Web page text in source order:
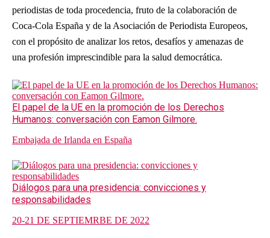
periodistas de toda procedencia, fruto de la colaboración de
Coca-Cola España y de la Asociación de Periodista Europeos,
con el propósito de analizar los retos, desafíos y amenazas de
una profesión imprescindible para la salud democrática.
El papel de la UE en la promoción de los Derechos
Humanos: conversación con Eamon Gilmore.
Embajada de Irlanda en España
Diálogos para una presidencia: convicciones y
responsabilidades
20-21 DE SEPTIEMRBE DE 2022